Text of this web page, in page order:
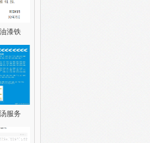
漆铁
服务